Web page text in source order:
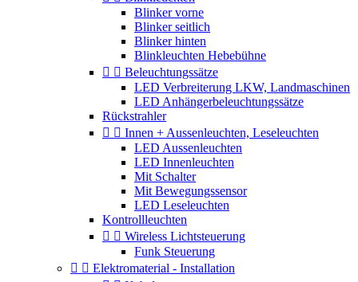
Blinker vorne
Blinker seitlich
Blinker hinten
Blinkleuchten Hebebühne
  Beleuchtungssätze
LED Verbreiterung LKW, Landmaschinen
LED Anhängerbeleuchtungssätze
Rückstrahler
  Innen + Aussenleuchten, Leseleuchten
LED Aussenleuchten
LED Innenleuchten
Mit Schalter
Mit Bewegungssensor
LED Leseleuchten
Kontrollleuchten
  Wireless Lichtsteuerung
Funk Steuerung
  Elektromaterial - Installation